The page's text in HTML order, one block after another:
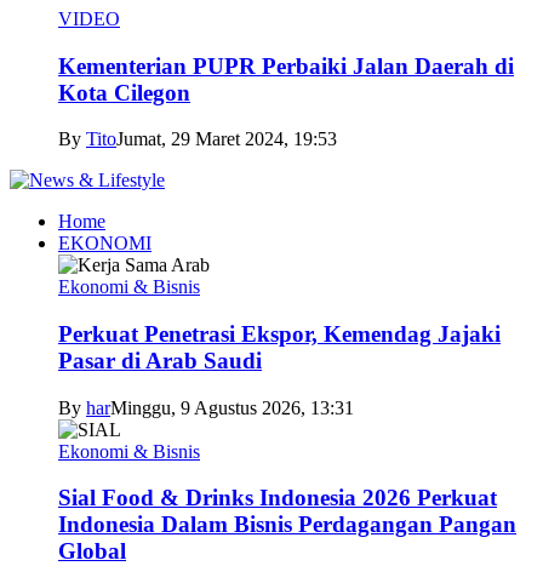
VIDEO
Kementerian PUPR Perbaiki Jalan Daerah di
Kota Cilegon
By TitoJumat, 29 Maret 2024, 19:53
Home
EKONOMI
Ekonomi & Bisnis
Perkuat Penetrasi Ekspor, Kemendag Jajaki
Pasar di Arab Saudi
By harMinggu, 9 Agustus 2026, 13:31
Ekonomi & Bisnis
Sial Food & Drinks Indonesia 2026 Perkuat
Indonesia Dalam Bisnis Perdagangan Pangan
Global